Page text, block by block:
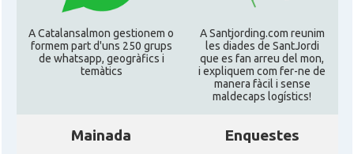
CAMON Catalans a IOWA
CAMON Catalans a IRVINE
Catalans a Jacksonville
Catalans a Kentucky
A Catalansalmon gestionem o
formem part d'uns 250 grups
de whatsapp, geogràfics i
temàtics
A Santjording.com reunim
les diades de SantJordi
que es fan arreu del mon,
i expliquem com fer-ne de
manera fàcil i sense
maldecaps logí­stics!
Mainada Enquestes